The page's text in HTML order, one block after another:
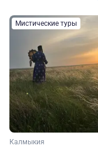
Мистические туры
Калмыкия